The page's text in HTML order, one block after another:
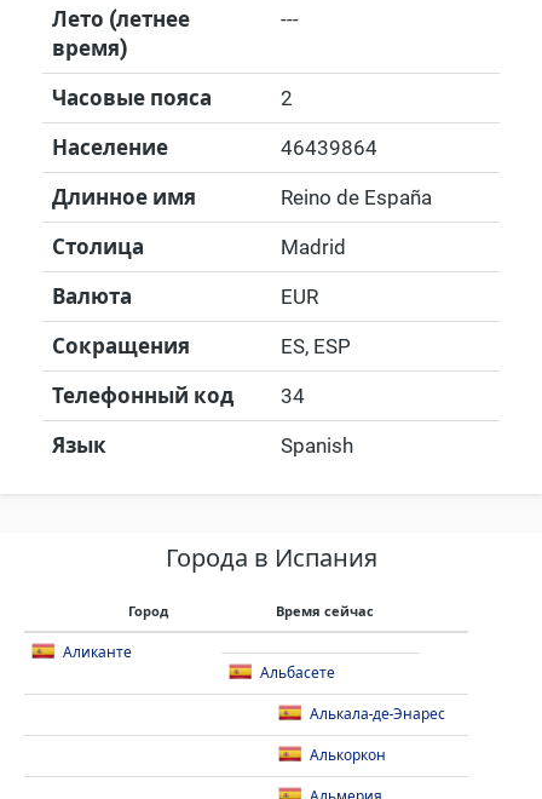
Лето (летнее
время)
---
Часовые пояса 2
Население 46439864
Длинное имя Reino de España
Столица Madrid
Валюта EUR
Сокращения ES, ESP
Телефонный код 34
Язык Spanish
Города в Испания
Город Время сейчас
Аликанте
Альбасете
Алькала-де-Энарес
Алькоркон